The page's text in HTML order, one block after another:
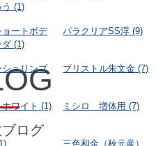
ログ
(1)
ョートボデ
ダ (1)
パラクリアSS浮 (9)
シュリンプ
ブリストル朱文金 (7)
ワイト (1) ミシロ 増体用 (7)
三色和金（秋元産）